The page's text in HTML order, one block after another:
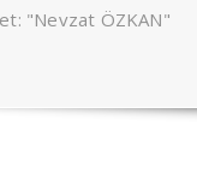
"Nevzat ÖZKAN"